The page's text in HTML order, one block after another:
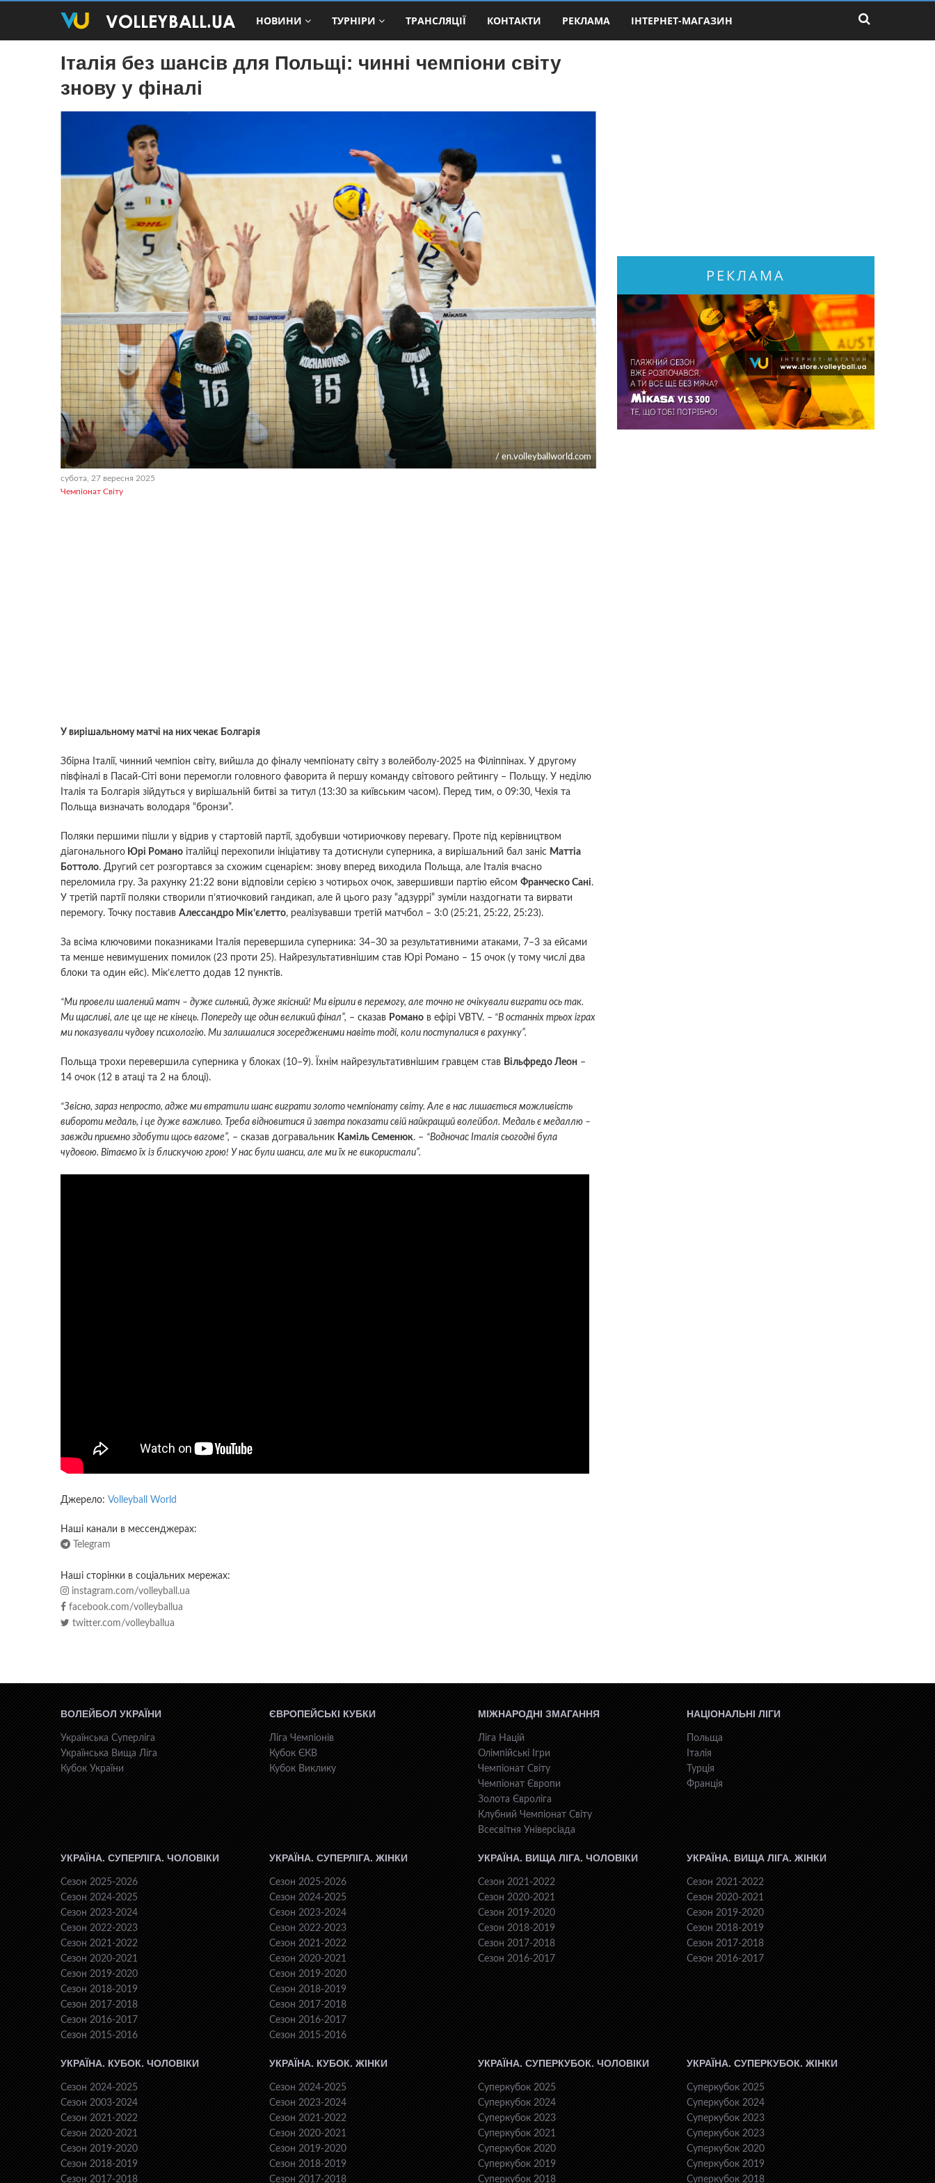
НОВИНИ ТУРНІРИ ТРАНСЛЯЦІЇ КОНТАКТИ РЕКЛАМА ІНТЕРНЕТ-МАГАЗИН
Італія без шансів для Польщі: чинні чемпіони світу
знову у фіналі
/ en.volleyballworld.com
субота, 27 вересня 2025
Чемпіонат Світу
У вирішальному матчі на них чекає Болгарія
Збірна Італії, чинний чемпіон світу, вийшла до фіналу чемпіонату світу з волейболу-2025 на Філіппінах. У другому
півфіналі в Пасай-Сіті вони перемогли головного фаворита й першу команду світового рейтингу – Польщу. У неділю
Італія та Болгарія зійдуться у вирішальній битві за титул (13:30 за київським часом). Перед тим, о 09:30, Чехія та
Польща визначать володаря “бронзи”.
Поляки першими пішли у відрив у стартовій партії, здобувши чотириочкову перевагу. Проте під керівництвом
діагонального Юрі Романо італійці перехопили ініціативу та дотиснули суперника, а вирішальний бал заніс Маттіа
Боттоло. Другий сет розгортався за схожим сценарієм: знову вперед виходила Польща, але Італія вчасно
переломила гру. За рахунку 21:22 вони відповіли серією з чотирьох очок, завершивши партію ейсом Франческо Сані.
У третій партії поляки створили п’ятиочковий гандикап, але й цього разу “адзуррі” зуміли наздогнати та вирвати
перемогу. Точку поставив Алессандро Мік’єлетто, реалізувавши третій матчбол – 3:0 (25:21, 25:22, 25:23).
За всіма ключовими показниками Італія перевершила суперника: 34–30 за результативними атаками, 7–3 за ейсами
та менше невимушених помилок (23 проти 25). Найрезультативнішим став Юрі Романо – 15 очок (у тому числі два
блоки та один ейс). Мік’єлетто додав 12 пунктів.
“Ми провели шалений матч – дуже сильний, дуже якісний! Ми вірили в перемогу, але точно не очікували виграти ось так.
Ми щасливі, але це ще не кінець. Попереду ще один великий фінал”, – сказав Романо в ефірі VBTV. – “В останніх трьох іграх
ми показували чудову психологію. Ми залишалися зосередженими навіть тоді, коли поступалися в рахунку”.
Польща трохи перевершила суперника у блоках (10–9). Їхнім найрезультативнішим гравцем став Вільфредо Леон –
14 очок (12 в атаці та 2 на блоці).
“Звісно, зараз непросто, адже ми втратили шанс виграти золото чемпіонату світу. Але в нас лишається можливість
вибороти медаль, і це дуже важливо. Треба відновитися й завтра показати свій найкращий волейбол. Медаль є медаллю –
завжди приємно здобути щось вагоме”, – сказав догравальник Каміль Семенюк. – “Водночас Італія сьогодні була
чудовою. Вітаємо їх із блискучою грою! У нас були шанси, але ми їх не використали”.
Джерело: Volleyball World
Наші канали в мессенджерах:
Telegram
Наші сторінки в соціальних мережах:
instagram.com/volleyball.ua
facebook.com/volleyballua
twitter.com/volleyballua
РЕКЛАМА
ВОЛЕЙБОЛ УКРАЇНИ
Українська Суперліга
Українська Вища Ліга
Кубок України
ЄВРОПЕЙСЬКІ КУБКИ
Ліга Чемпіонів
Кубок ЄКВ
Кубок Виклику
МІЖНАРОДНІ ЗМАГАННЯ
Ліга Націй
Олімпійські Ігри
Чемпіонат Світу
Чемпіонат Європи
Золота Євроліга
Клубний Чемпіонат Світу
Всесвiтня Унiверсiaда
НАЦІОНАЛЬНІ ЛІГИ
Польща
Італія
Турція
Франція
УКРАЇНА. СУПЕРЛІГА. ЧОЛОВІКИ
Сезон 2025-2026
Сезон 2024-2025
Сезон 2023-2024
Сезон 2022-2023
Сезон 2021-2022
Сезон 2020-2021
Сезон 2019-2020
Сезон 2018-2019
Сезон 2017-2018
Сезон 2016-2017
Сезон 2015-2016
УКРАЇНА. СУПЕРЛІГА. ЖІНКИ
Сезон 2025-2026
Сезон 2024-2025
Сезон 2023-2024
Сезон 2022-2023
Сезон 2021-2022
Сезон 2020-2021
Сезон 2019-2020
Сезон 2018-2019
Сезон 2017-2018
Сезон 2016-2017
Сезон 2015-2016
УКРАЇНА. ВИЩА ЛІГА. ЧОЛОВІКИ
Сезон 2021-2022
Сезон 2020-2021
Сезон 2019-2020
Сезон 2018-2019
Сезон 2017-2018
Сезон 2016-2017
УКРАЇНА. ВИЩА ЛІГА. ЖІНКИ
Сезон 2021-2022
Сезон 2020-2021
Сезон 2019-2020
Сезон 2018-2019
Сезон 2017-2018
Сезон 2016-2017
УКРАЇНА. КУБОК. ЧОЛОВІКИ
Сезон 2024-2025
Сезон 2003-2024
Сезон 2021-2022
Сезон 2020-2021
Сезон 2019-2020
Сезон 2018-2019
Сезон 2017-2018
УКРАЇНА. КУБОК. ЖІНКИ
Сезон 2024-2025
Сезон 2023-2024
Сезон 2021-2022
Сезон 2020-2021
Сезон 2019-2020
Сезон 2018-2019
Сезон 2017-2018
УКРАЇНА. СУПЕРКУБОК. ЧОЛОВІКИ
Суперкубок 2025
Суперкубок 2024
Суперкубок 2023
Суперкубок 2021
Суперкубок 2020
Суперкубок 2019
Суперкубок 2018
УКРАЇНА. СУПЕРКУБОК. ЖІНКИ
Суперкубок 2025
Суперкубок 2024
Суперкубок 2023
Суперкубок 2023
Суперкубок 2020
Суперкубок 2019
Суперкубок 2018